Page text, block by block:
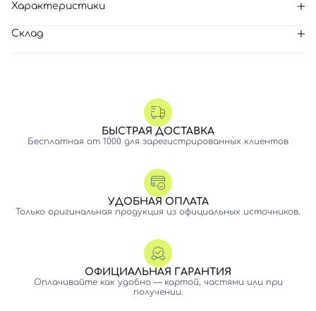
Характеристики
Склад
БЫСТРАЯ ДОСТАВКА
Бесплатная от 1000 для зарегистрированных клиентов
УДОБНАЯ ОПЛАТА
Только оригинальная продукция из официальных источников.
ОФИЦИАЛЬНАЯ ГАРАНТИЯ
Оплачивайте как удобно — картой, частями или при
получении.